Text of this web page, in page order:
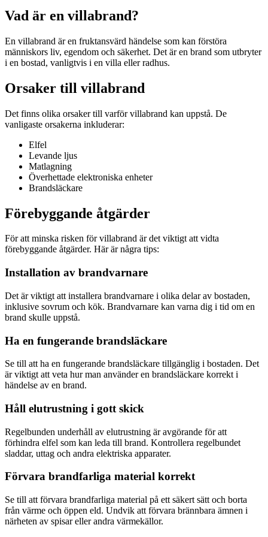
Vad är en villabrand?
En villabrand är en fruktansvärd händelse som kan förstöra
människors liv, egendom och säkerhet. Det är en brand som utbryter
i en bostad, vanligtvis i en villa eller radhus.
Orsaker till villabrand
Det finns olika orsaker till varför villabrand kan uppstå. De
vanligaste orsakerna inkluderar:
Elfel
Levande ljus
Matlagning
Överhettade elektroniska enheter
Brandsläckare
Förebyggande åtgärder
För att minska risken för villabrand är det viktigt att vidta
förebyggande åtgärder. Här är några tips:
Installation av brandvarnare
Det är viktigt att installera brandvarnare i olika delar av bostaden,
inklusive sovrum och kök. Brandvarnare kan varna dig i tid om en
brand skulle uppstå.
Ha en fungerande brandsläckare
Se till att ha en fungerande brandsläckare tillgänglig i bostaden. Det
är viktigt att veta hur man använder en brandsläckare korrekt i
händelse av en brand.
Håll elutrustning i gott skick
Regelbunden underhåll av elutrustning är avgörande för att
förhindra elfel som kan leda till brand. Kontrollera regelbundet
sladdar, uttag och andra elektriska apparater.
Förvara brandfarliga material korrekt
Se till att förvara brandfarliga material på ett säkert sätt och borta
från värme och öppen eld. Undvik att förvara brännbara ämnen i
närheten av spisar eller andra värmekällor.